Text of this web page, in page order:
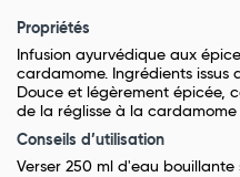
Propriétés
Infusion ayurvédique aux
cardamome. Ingrédients issus
Douce et légèrement épicée,
de la réglisse à la cardamome
Conseils d’utilisation
Verser 250 ml d'eau